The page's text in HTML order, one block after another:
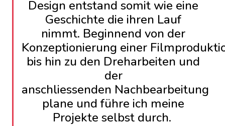
Design entstand somit wie eine
Geschichte die ihren Lauf
nimmt. Beginnend von der
Konzeptionierung einer
bis hin zu den Dreharbeiten und
der
anschliessenden Nachbearbeitung
plane und führe ich meine
Projekte selbst durch.